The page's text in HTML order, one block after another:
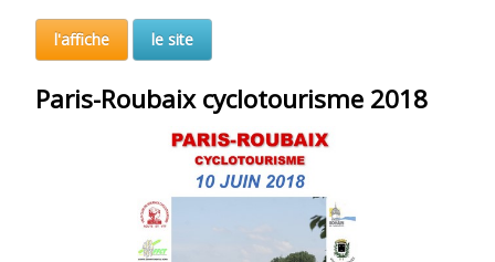
l'affiche le site
Paris-Roubaix cyclotourisme 2018